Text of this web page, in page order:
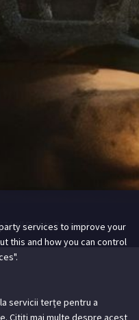
| All Rights Rserved
services to improve your
this and how you can control
servicii terțe pentru a
Citiți mai multe despre acest